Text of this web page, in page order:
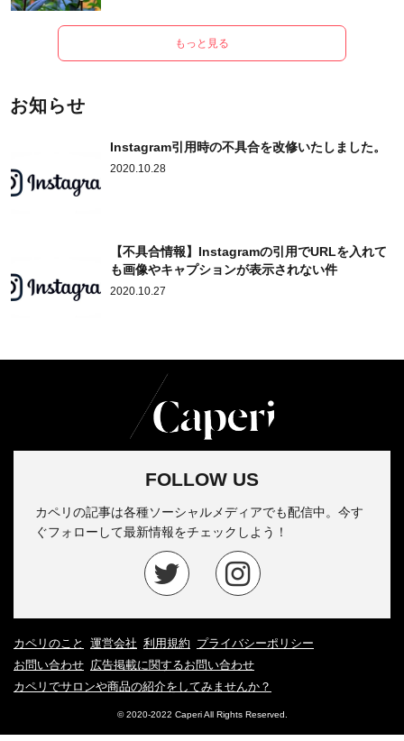
もっと見る
お知らせ
Instagram引用時の不具合を改修いたしました。
2020.10.28
【不具合情報】Instagramの引用でURLを入れて
も画像やキャプションが表示されない件
2020.10.27
FOLLOW US
カペリの記事は各種ソーシャルメディアでも配信中。今す
ぐフォローして最新情報をチェックしよう！
カペリのこと 運営会社 利用規約 プライバシーポリシー
お問い合わせ 広告掲載に関するお問い合わせ
カペリでサロンや商品の紹介をしてみませんか？
© 2020-2022 Caperi All Rights Reserved.